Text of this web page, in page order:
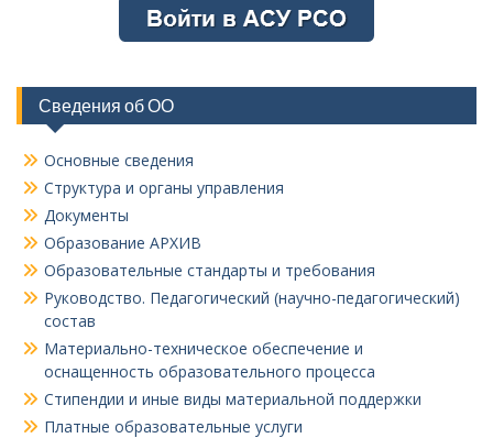
Сведения об ОО
Основные сведения
Структура и органы управления
Документы
Образование АРХИВ
Образовательные стандарты и требования
Руководство. Педагогический (научно-педагогический)
состав
Материально-техническое обеспечение и
оснащенность образовательного процесса
Стипендии и иные виды материальной поддержки
Платные образовательные услуги